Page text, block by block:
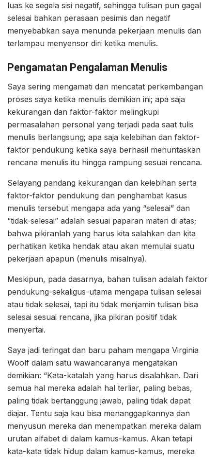
luas ke segela sisi negatif, sehingga tulisan pun gagal
selesai bahkan perasaan pesimis dan negatif
menyebabkan saya menunda pekerjaan menulis dan
terlampau menyensor diri ketika menulis.
Pengamatan Pengalaman Menulis
Saya sering mengamati dan mencatat perkembangan
proses saya ketika menulis demikian ini; apa saja
kekurangan dan faktor-faktor melingkupi
permasalahan personal yang terjadi pada saat tulis
menulis berlangsung; apa saja kelebihan dan faktor-
faktor pendukung ketika saya berhasil menuntaskan
rencana menulis itu hingga rampung sesuai rencana.
Selayang pandang kekurangan dan kelebihan serta
faktor-faktor pendukung dan penghambat kasus
menulis tersebut mengapa ada yang “selesai” dan
“tidak-selesai” adalah sesuai paparan materi di atas;
bahwa pikiranlah yang harus kita salahkan dan kita
perhatikan ketika hendak atau akan memulai suatu
pekerjaan apapun (menulis misalnya).
Meskipun, pada dasarnya, bahan tulisan adalah faktor
pendukung-sekaligus-utama mengapa tulisan selesai
atau tidak selesai, tapi itu tidak menjamin tulisan bisa
selesai sesuai rencana, jika pikiran positif tidak
menyertai.
Saya jadi teringat dan baru paham mengapa Virginia
Woolf dalam satu wawancaranya mengatakan
demikian: “Kata-katalah yang harus disalahkan. Dari
semua hal mereka adalah hal terliar, paling bebas,
paling tidak bertanggung jawab, paling tidak dapat
diajar. Tentu saja kau bisa menanggapkannya dan
menyusun mereka dan menempatkan mereka dalam
urutan alfabet di dalam kamus-kamus. Akan tetapi
kata-kata tidak hidup dalam kamus-kamus, mereka